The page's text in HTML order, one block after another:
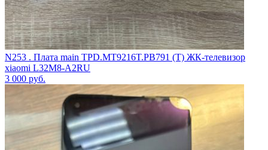
N253 . Плата main TPD.MT9216T.PB791 (T) ЖК-телевизор
xiaomi L32M8-A2RU
3 000 руб.